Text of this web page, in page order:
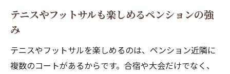
テニスやフットサルも楽しめるペンションの強
み
テニスやフットサルを楽しめるのは、ペンション近隣に
複数のコートがあるからです。合宿や大会だけでなく、